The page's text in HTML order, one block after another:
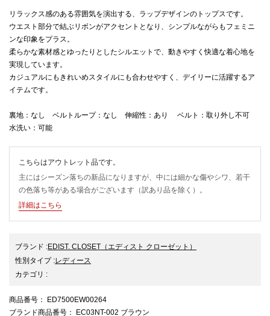
リラックス感のある雰囲気を演出する、ラップデザインのトップスです。
ウエスト部分で結ぶリボンがアクセントとなり、シンプルながらもフェミニ
ンな印象をプラス。
柔らかな素材感とゆったりとしたシルエットで、動きやすく快適な着心地を
実現しています。
カジュアルにもきれいめスタイルにも合わせやすく、デイリーに活躍するア
イテムです。
裏地：なし ベルトループ：なし 伸縮性：あり ベルト：取り外し不可
水洗い：可能
こちらはアウトレット品です。
主にはシーズン落ちの新品になりますが、中には細かな傷やシワ、若干
の色落ち等がある場合がございます（訳あり品を除く）。
詳細はこちら
ブランド :EDIST. CLOSET （エディスト クローゼット）
性別タイプ:レディース
カテゴリ :
商品番号 ： ED7500EW00264
ブランド商品番号 ： EC03NT-002 ブラウン